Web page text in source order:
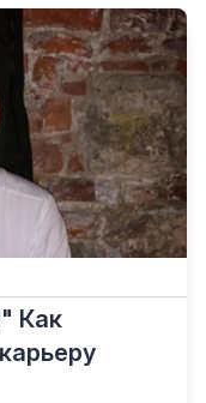
Как